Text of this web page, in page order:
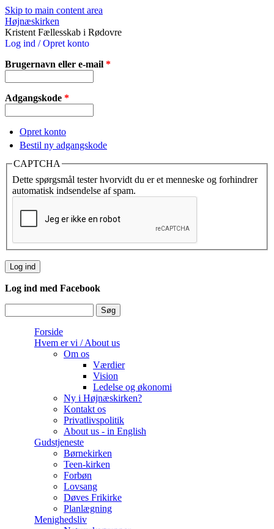
Skip to main content area
Højnæskirken
Kristent Fællesskab i Rødovre
Log ind / Opret konto
Brugernavn eller e-mail *
Adgangskode *
Opret konto
Bestil ny adgangskode
CAPTCHA
Dette spørgsmål tester hvorvidt du er et menneske og forhindrer
automatisk indsendelse af spam.
Log ind med Facebook
Forside
Hvem er vi / About us
Om os
Værdier
Vision
Ledelse og økonomi
Ny i Højnæskirken?
Kontakt os
Privatlivspolitik
About us - in English
Gudstjeneste
Børnekirken
Teen-kirken
Forbøn
Lovsang
Døves Frikirke
Planlægning
Menighedsliv